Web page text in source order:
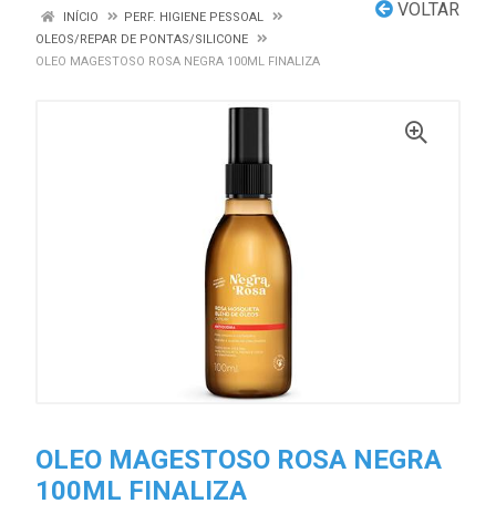
VOLTAR
INÍCIO
PERF. HIGIENE PESSOAL
OLEOS/REPAR DE PONTAS/SILICONE
OLEO MAGESTOSO ROSA NEGRA 100ML FINALIZA
OLEO MAGESTOSO ROSA NEGRA
100ML FINALIZA